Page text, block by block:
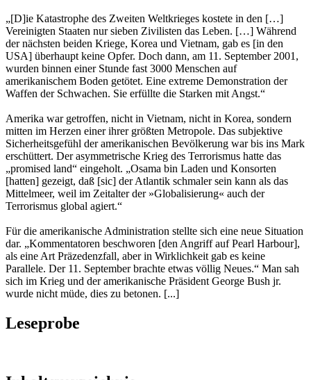
„[D]ie Katastrophe des Zweiten Weltkrieges kostete in den […]
Vereinigten Staaten nur sieben Zivilisten das Leben. […] Während
der nächsten beiden Kriege, Korea und Vietnam, gab es [in den
USA] überhaupt keine Opfer. Doch dann, am 11. September 2001,
wurden binnen einer Stunde fast 3000 Menschen auf
amerikanischem Boden getötet. Eine extreme Demonstration der
Waffen der Schwachen. Sie erfüllte die Starken mit Angst.“
Amerika war getroffen, nicht in Vietnam, nicht in Korea, sondern
mitten im Herzen einer ihrer größten Metropole. Das subjektive
Sicherheitsgefühl der amerikanischen Bevölkerung war bis ins Mark
erschüttert. Der asymmetrische Krieg des Terrorismus hatte das
„promised land“ eingeholt. „Osama bin Laden und Konsorten
[hatten] gezeigt, daß [sic] der Atlantik schmaler sein kann als das
Mittelmeer, weil im Zeitalter der »Globalisierung« auch der
Terrorismus global agiert.“
Für die amerikanische Administration stellte sich eine neue Situation
dar. „Kommentatoren beschworen [den Angriff auf Pearl Harbour],
als eine Art Präzedenzfall, aber in Wirklichkeit gab es keine
Parallele. Der 11. September brachte etwas völlig Neues.“ Man sah
sich im Krieg und der amerikanische Präsident George Bush jr.
wurde nicht müde, dies zu betonen. [...]
Leseprobe